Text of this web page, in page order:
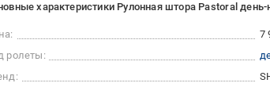
характеристики Рулонная штора Pastoral
7
ролеты: